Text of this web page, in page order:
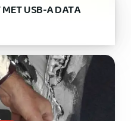
USB-A DATA